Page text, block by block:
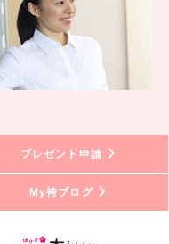
プレゼント申請
My袴ブログ